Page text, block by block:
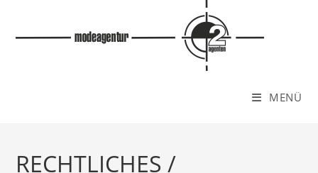
MENÜ
RECHTLICHES /